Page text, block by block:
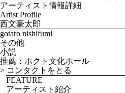
アーティスト情報詳細
Artist Profile
西文豪太郎
gotaro nishifumi
その他
小説
推薦：ホクト文化ホール
> コンタクトをとる
FEATURE
アーティスト紹介